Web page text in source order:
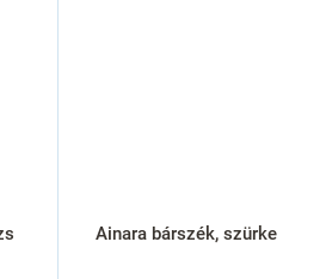
Ainara bárszék, szürke